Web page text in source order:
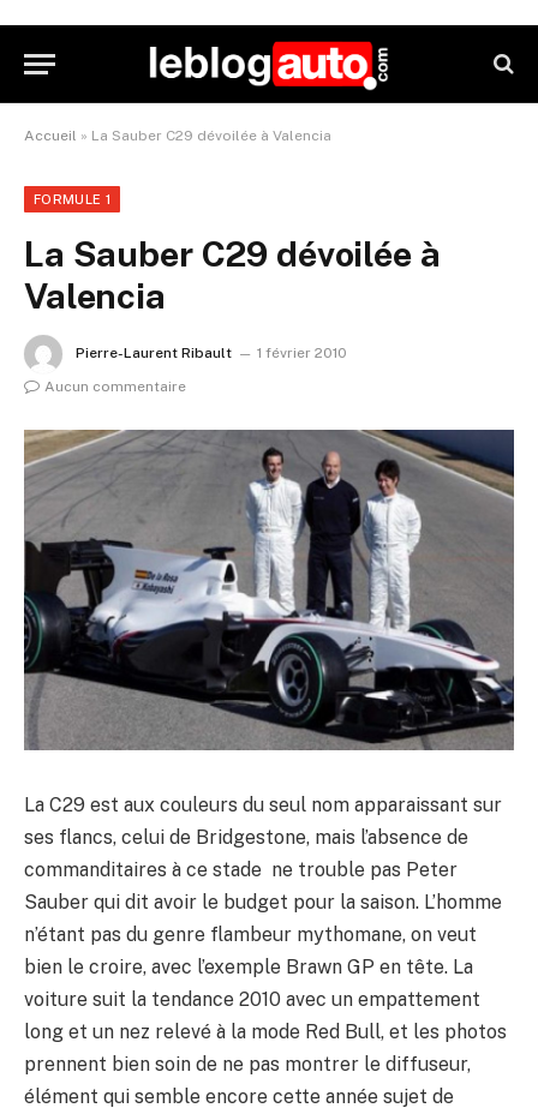
Accueil » La Sauber C29 dévoilée à Valencia
FORMULE 1
La Sauber C29 dévoilée à
Valencia
Pierre-Laurent Ribault
1 février 2010
Aucun commentaire
La C29 est aux couleurs du seul nom apparaissant sur
ses flancs, celui de Bridgestone, mais l’absence de
commanditaires à ce stade ne trouble pas Peter
Sauber qui dit avoir le budget pour la saison. L’homme
n’étant pas du genre flambeur mythomane, on veut
bien le croire, avec l’exemple Brawn GP en tête. La
voiture suit la tendance 2010 avec un empattement
long et un nez relevé à la mode Red Bull, et les photos
prennent bien soin de ne pas montrer le diffuseur,
élément qui semble encore cette année sujet de